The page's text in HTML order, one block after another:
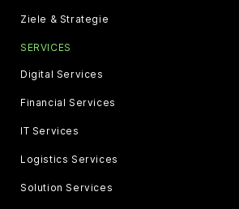
Ziele & Strategie
SERVICES
Digital Services
Financial Services
IT Services
Logistics Services
Solution Services